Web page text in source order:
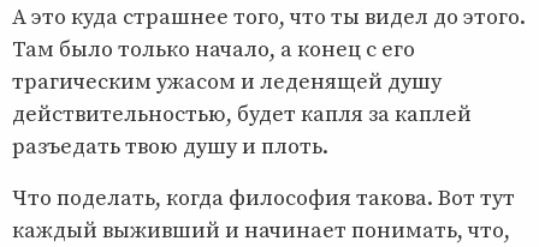
А это куда страшнее того, что ты видел до этого.
Там было только начало, а конец с его
трагическим ужасом и леденящей душу
действительностью, будет капля за каплей
разъедать твою душу и плоть.
Что поделать, когда философия такова. Вот тут
каждый выживший и начинает понимать, что,